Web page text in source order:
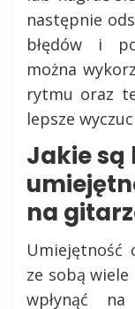
następnie
błędów i
można
rytmu oraz
lepsze
Jakie są
na
Umiejętność
ze sobą
wpłynąć